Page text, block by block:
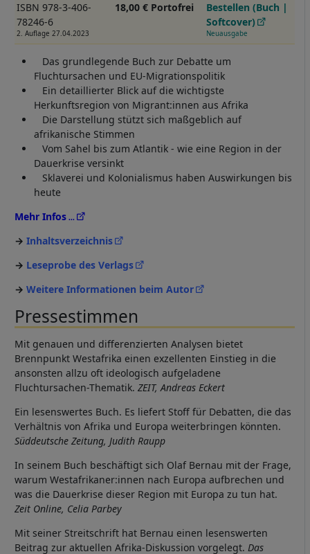
ISBN 978-3-406-
78246-6
2. Auflage 27.04.2023
18,00 € Portofrei
Bestellen (Buch |
Softcover)
Neuausgabe
Das grundlegende Buch zur Debatte um
Fluchtursachen und EU-Migrationspolitik
Ein detaillierter Blick auf die wichtigste
Herkunftsregion von Migrant:innen aus Afrika
Die Darstellung stützt sich maßgeblich auf
afrikanische Stimmen
Vom Sahel bis zum Atlantik - wie eine Region in der
Dauerkrise versinkt
Sklaverei und Kolonialismus haben Auswirkungen bis
heute
Mehr Infos
Inhaltsverzeichnis
Leseprobe des Verlags
Weitere Informationen beim Autor
Pressestimmen
Mit genauen und differenzierten Analysen bietet
Brennpunkt Westafrika einen exzellenten Einstieg in die
ansonsten allzu oft ideologisch aufgeladene
Fluchtursachen-Thematik. ZEIT, Andreas Eckert
Ein lesenswertes Buch. Es liefert Stoff für Debatten, die das
Verhältnis von Afrika und Europa weiterbringen könnten.
Süddeutsche Zeitung, Judith Raupp
In seinem Buch beschäftigt sich Olaf Bernau mit der Frage,
warum Westafrikaner:innen nach Europa aufbrechen und
was die Dauerkrise dieser Region mit Europa zu tun hat.
Zeit Online, Celia Parbey
Mit seiner Streitschrift hat Bernau einen lesenswerten
Beitrag zur aktuellen Afrika-Diskussion vorgelegt. Das